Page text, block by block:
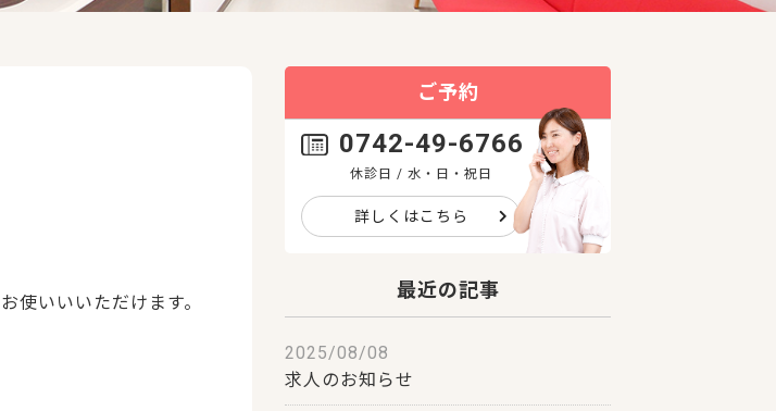
使いいいただけます。
ご予約
0742-49-6766
休診日 / 水・日・祝日
詳しくはこちら
最近の記事
2025/08/08
求人のお知らせ